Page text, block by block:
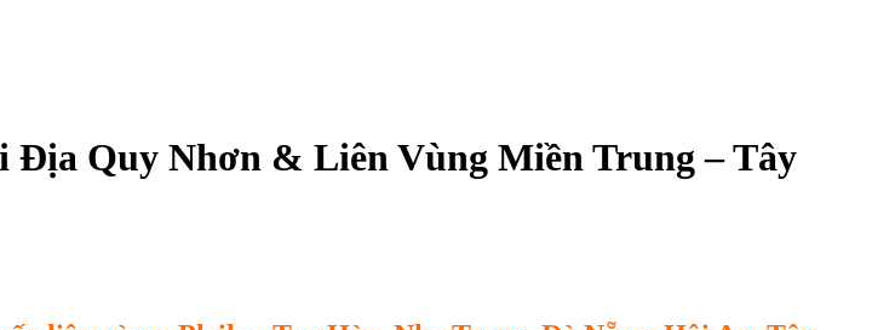
Địa Quy Nhơn & Liên Vùng Miền Trung – Tây